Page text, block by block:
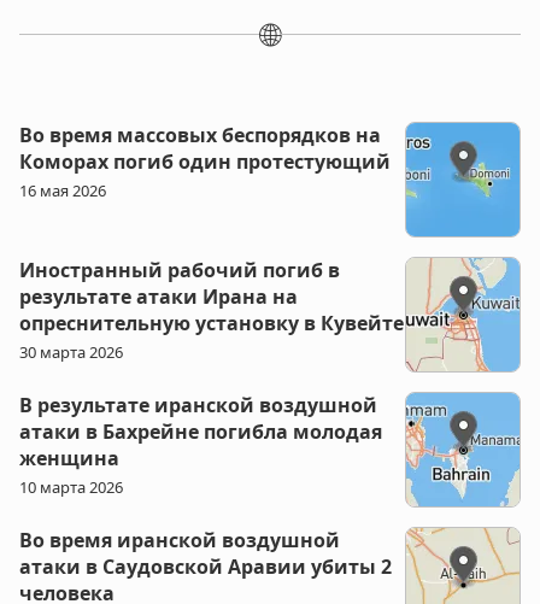
🌐
Во время массовых беспорядков на
Коморах погиб один протестующий
16 мая 2026
Иностранный рабочий погиб в
результате атаки Ирана на
опреснительную установку в Кувейте
30 марта 2026
В результате иранской воздушной
атаки в Бахрейне погибла молодая
женщина
10 марта 2026
Во время иранской воздушной
атаки в Саудовской Аравии убиты 2
человека